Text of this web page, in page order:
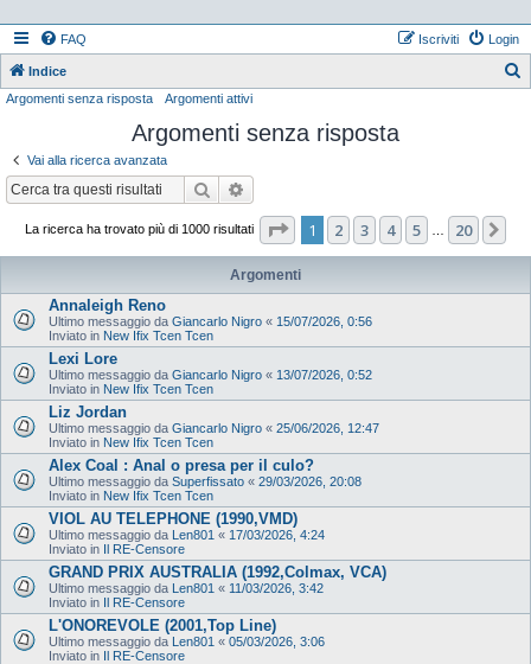
FAQ Login
Iscriviti
Indice
Argomenti senza risposta Argomenti attivi
Argomenti senza risposta
Vai alla ricerca avanzata
Cerca
La ricerca ha trovato più di 1000 risultati Pagina di 20
1 2 3 4 5 20
Argomenti
Annaleigh Reno
Ultimo messaggio da Giancarlo Nigro « 15/07/2026, 0:56
Inviato in New Ifix Tcen Tcen
Lexi Lore
Ultimo messaggio da Giancarlo Nigro « 13/07/2026, 0:52
Inviato in New Ifix Tcen Tcen
Liz Jordan
Ultimo messaggio da Giancarlo Nigro « 25/06/2026, 12:47
Inviato in New Ifix Tcen Tcen
Alex Coal : Anal o presa per il culo?
Ultimo messaggio da Superfissato « 29/03/2026, 20:08
Inviato in New Ifix Tcen Tcen
VIOL AU TELEPHONE (1990,VMD)
Ultimo messaggio da Len801 « 17/03/2026, 4:24
Inviato in Il RE-Censore
GRAND PRIX AUSTRALIA (1992,Colmax, VCA)
Ultimo messaggio da Len801 « 11/03/2026, 3:42
Inviato in Il RE-Censore
L'ONOREVOLE (2001,Top Line)
Ultimo messaggio da Len801 « 05/03/2026, 3:06
Inviato in Il RE-Censore